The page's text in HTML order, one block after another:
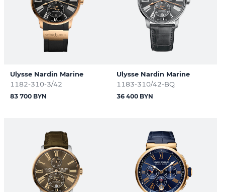
Ulysse Nardin Marine
1182-310-3/42
83 700 BYN
Ulysse Nardin Marine
1183-310/42-BQ
36 400 BYN